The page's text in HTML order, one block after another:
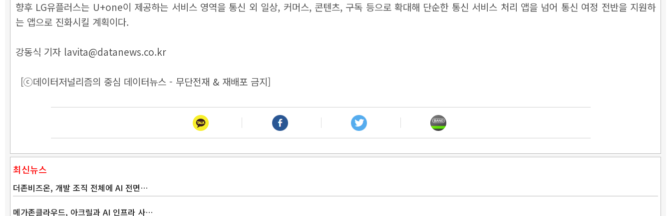
향후 LG유플러스는 U+one이 제공하는 서비스 영역을 통신 외 일상, 커머스, 콘텐츠, 구독 등으로 확대해 단순한 통신 서비스 처리 앱을 넘어 통신 여정 전반을 지원하
는 앱으로 진화시킬 계획이다.
강동식 기자 lavita@datanews.co.kr
[ⓒ데이터저널리즘의 중심 데이터뉴스 - 무단전재 & 재배포 금지]
최신뉴스
더존비즈온, 개발 조직 전체에 AI 전면…
메가존클라우드, 아크릴과 AI 인프라 사…